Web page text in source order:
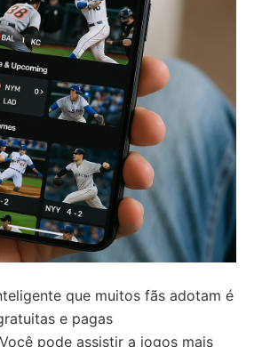
que muitos fãs adotam é
e pagas
pode assistir a jogos mais